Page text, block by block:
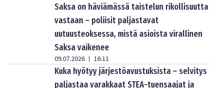
Saksa on häviämässä taistelun rikollisuutta
vastaan – poliisit paljastavat
uutuusteoksessa, mistä asioista virallinen
Saksa vaikenee
09.07.2026 | 16:11
Kuka hyötyy järjestöavustuksista – selvitys
paljastaa varakkaat STEA-tuensaajat ja